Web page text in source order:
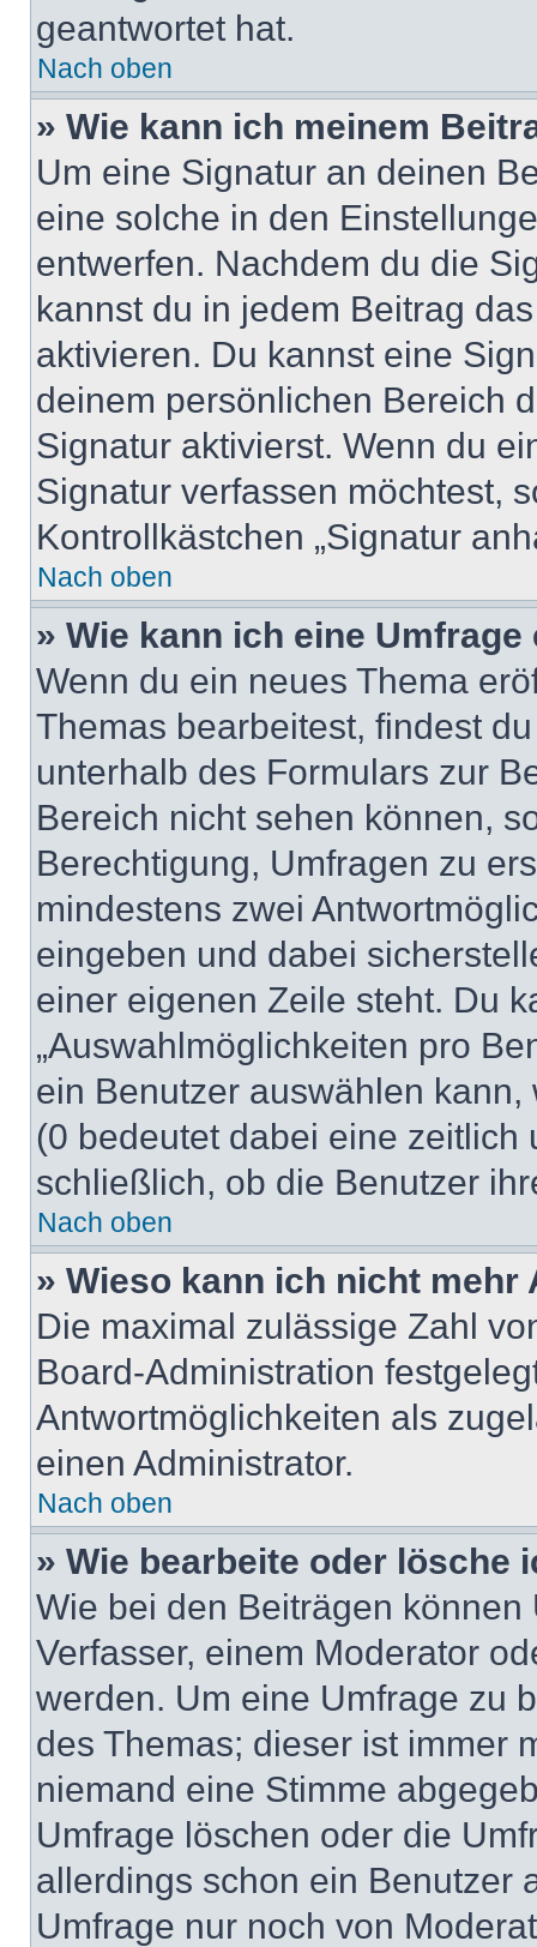
geantwortet hat.
Nach oben
» Wie kann ich meinem
Um eine Signatur an deinen
eine solche in den
entwerfen. Nachdem du die
kannst du in jedem Beitrag
aktivieren. Du kannst eine
deinem persönlichen Bereich
Signatur aktivierst. Wenn du
Signatur verfassen möchtest,
Kontrollkästchen „Signatur
Nach oben
» Wie kann ich eine
Wenn du ein neues Thema
Themas bearbeitest, findest
unterhalb des Formulars zur
Bereich nicht sehen können,
Berechtigung, Umfragen zu
mindestens zwei
eingeben und dabei
einer eigenen Zeile steht. Du
„Auswahlmöglichkeiten pro
ein Benutzer auswählen
(0 bedeutet dabei eine
schließlich, ob die Benutzer
Nach oben
» Wieso kann ich nicht
Die maximal zulässige Zahl
Board-Administration
Antwortmöglichkeiten als
einen Administrator.
Nach oben
» Wie bearbeite oder lösche
Wie bei den Beiträgen
Verfasser, einem Moderator
werden. Um eine Umfrage zu
des Themas; dieser ist immer
niemand eine Stimme
Umfrage löschen oder die
allerdings schon ein Benutzer
Umfrage nur noch von